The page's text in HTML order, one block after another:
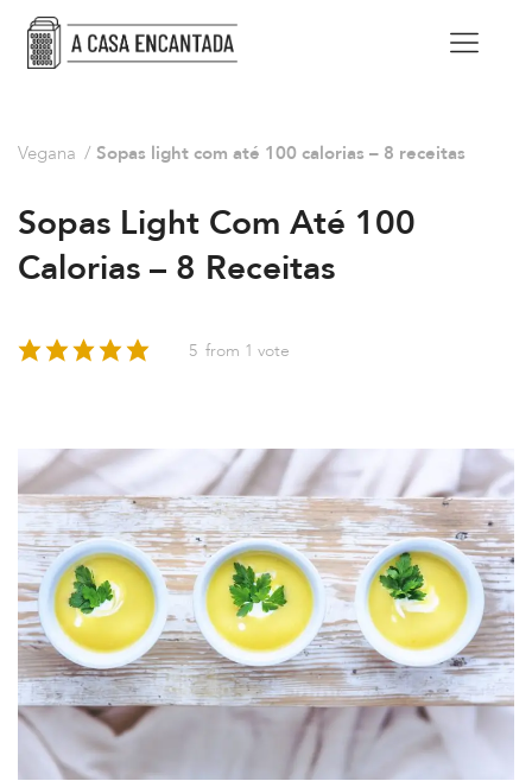
Vegana / Sopas light com até 100 calorias – 8 receitas
Sopas Light Com Até 100
Calorias – 8 Receitas
5 from 1 vote